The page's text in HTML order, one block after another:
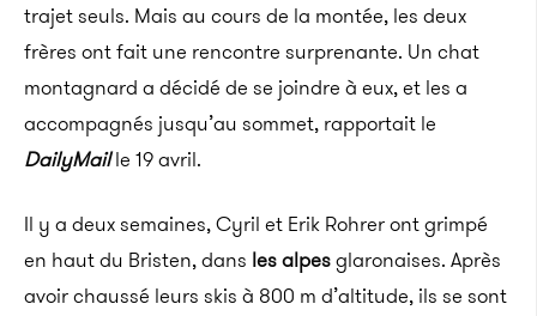
trajet seuls. Mais au cours de la montée, les deux
frères ont fait une rencontre surprenante. Un chat
montagnard a décidé de se joindre à eux, et les a
accompagnés jusqu’au sommet, rapportait le
DailyMaille 19 avril.
Il y a deux semaines, Cyril et Erik Rohrer ont grimpé
en haut du Bristen, dans les alpesglaronaises. Après
avoir chaussé leurs skis à 800 m d’altitude, ils se sont